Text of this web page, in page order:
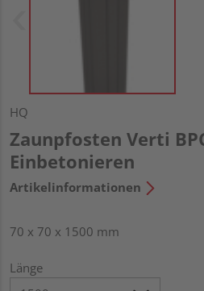
HQ
Zaunpfosten Verti
Einbetonieren
Artikelinformationen
70 x 70 x 1500 mm
Länge